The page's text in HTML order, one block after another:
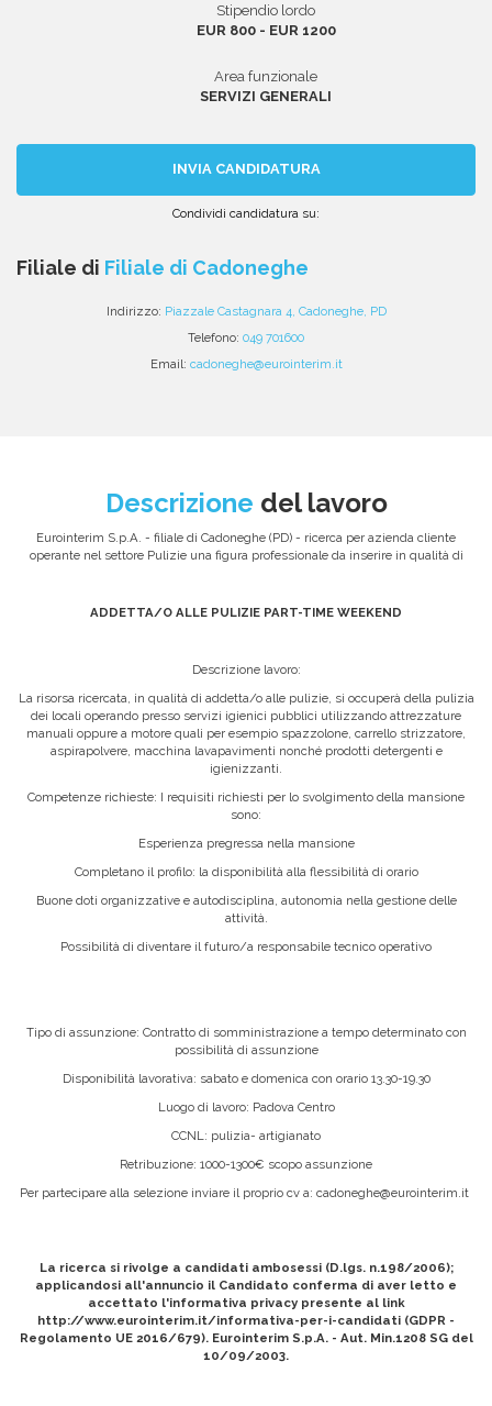
Stipendio lordo
EUR 800 - EUR 1200
Area funzionale
SERVIZI GENERALI
INVIA CANDIDATURA
Condividi candidatura su:
email
Facebook
Twitter
Linkedin
WhatsApp
Filiale di Filiale di Cadoneghe
Indirizzo: Piazzale Castagnara 4, Cadoneghe, PD
Telefono: 049 701600
Email: cadoneghe@eurointerim.it
Descrizione del lavoro
Eurointerim S.p.A. - filiale di Cadoneghe (PD) - ricerca per azienda cliente
operante nel settore Pulizie una figura professionale da inserire in qualità di
ADDETTA/O ALLE PULIZIE PART-TIME WEEKEND
Descrizione lavoro:
La risorsa ricercata, in qualità di addetta/o alle pulizie, si occuperà della pulizia
dei locali operando presso servizi igienici pubblici utilizzando attrezzature
manuali oppure a motore quali per esempio spazzolone, carrello strizzatore,
aspirapolvere, macchina lavapavimenti nonché prodotti detergenti e
igienizzanti.
Competenze richieste: I requisiti richiesti per lo svolgimento della mansione
sono:
Esperienza pregressa nella mansione
Completano il profilo: la disponibilità alla flessibilità di orario
Buone doti organizzative e autodisciplina, autonomia nella gestione delle
attività.
Possibilità di diventare il futuro/a responsabile tecnico operativo
Tipo di assunzione: Contratto di somministrazione a tempo determinato con
possibilità di assunzione
Disponibilità lavorativa: sabato e domenica con orario 13.30-19.30
Luogo di lavoro: Padova Centro
CCNL: pulizia- artigianato
Retribuzione: 1000-1300€ scopo assunzione
Per partecipare alla selezione inviare il proprio cv a: cadoneghe@eurointerim.it
La ricerca si rivolge a candidati ambosessi (D.lgs. n.198/2006);
applicandosi all'annuncio il Candidato conferma di aver letto e
accettato l'informativa privacy presente al link
http://www.eurointerim.it/informativa-per-i-candidati (GDPR -
Regolamento UE 2016/679). Eurointerim S.p.A. - Aut. Min.1208 SG del
10/09/2003.